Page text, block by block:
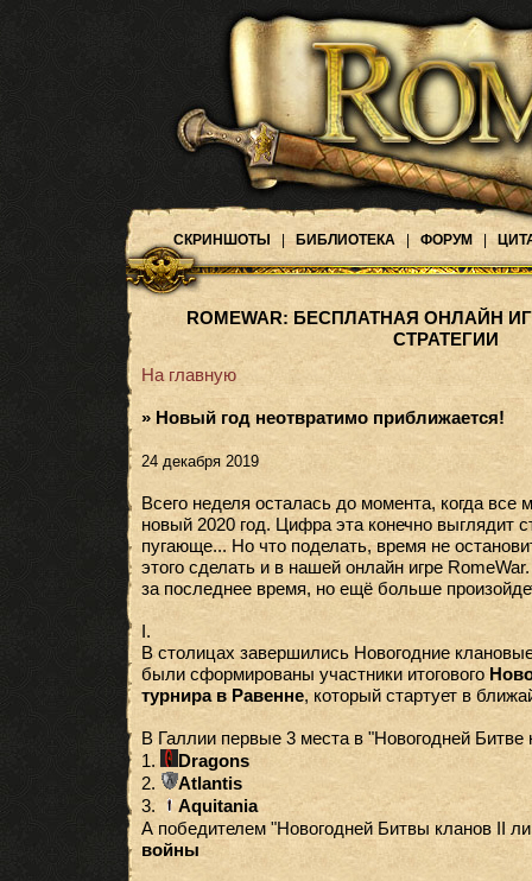
СКРИНШОТЫ БИБЛИОТЕКА ФОРУМ
ROMEWAR: БЕСПЛАТНАЯ ОНЛАЙН
СТРАТЕГИИ
На главную
» Новый год неотвратимо приближается!
24 декабря 2019
Всего неделя осталась до момента, когда все
новый 2020 год. Цифра эта конечно выглядит
пугающе... Но что поделать, время не
этого сделать и в нашей онлайн игре
за последнее время, но ещё больше
I.
В столицах завершились Новогодние
были сформированы участники итогового
турнира в Равенне, который стартует в
В Галлии первые 3 места в "Новогодней Битве
1.
Dragons
2.
Atlantis
3.
Aquitania
А победителем "Новогодней Битвы кланов II
войны